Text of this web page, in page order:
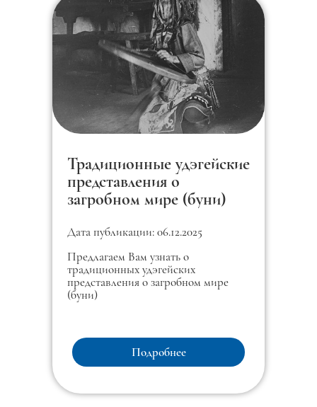
Традиционные удэгейские
представления о
загробном мире (буни)
Дата публикации: 06.12.2025
Предлагаем Вам узнать о
традиционных удэгейских
представления о загробном мире
(буни)
Подробнее